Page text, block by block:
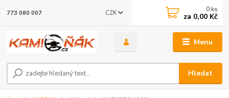
Menu
CZK
Hledat
773 080 007 0 ks
za 0,00 Kč